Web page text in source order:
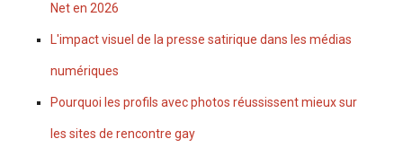
Net en 2026
L'impact visuel de la presse satirique dans les médias
numériques
Pourquoi les profils avec photos réussissent mieux sur
les sites de rencontre gay